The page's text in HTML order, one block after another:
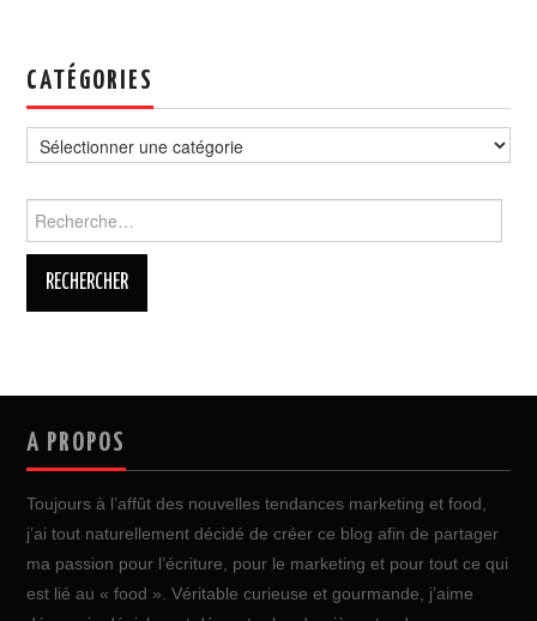
CATÉGORIES
A PROPOS
Toujours à l’affût des nouvelles tendances marketing et food,
j’ai tout naturellement décidé de créer ce blog afin de partager
ma passion pour l’écriture, pour le marketing et pour tout ce qui
est lié au « food ». Véritable curieuse et gourmande, j’aime